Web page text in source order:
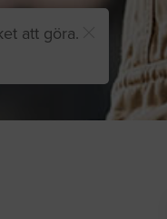
att göra.